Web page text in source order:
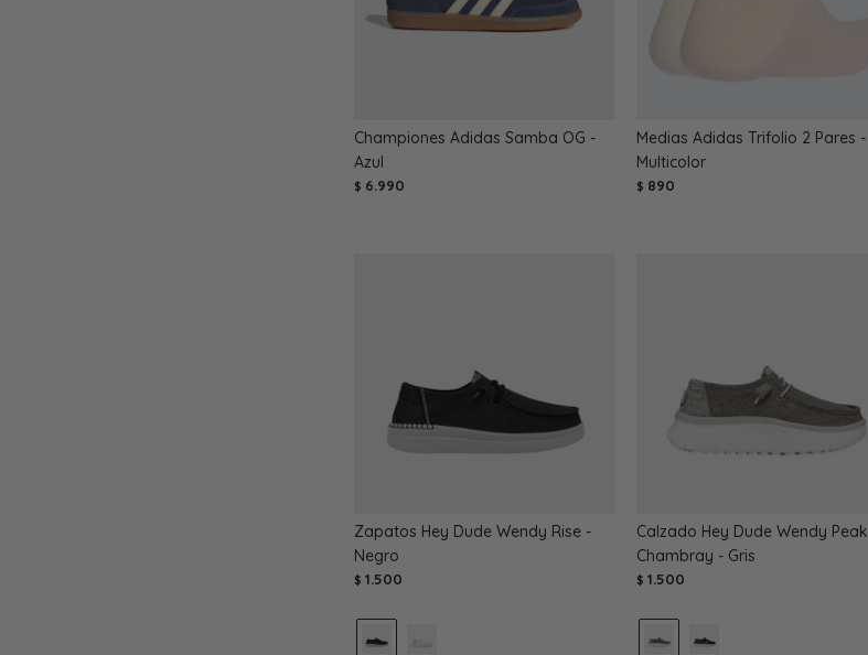
Championes Adidas Samba OG -
Azul
$ 6.990
Medias Adidas Trifolio 2 Pares -
Multicolor
$ 890
Zapatos Hey Dude Wendy Rise -
Negro
$ 1.500
Calzado Hey Dude Wendy Peak
Chambray - Gris
$ 1.500